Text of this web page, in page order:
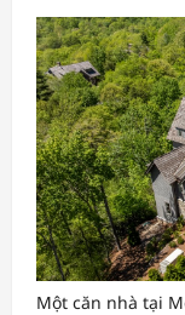
Một căn nhà tại